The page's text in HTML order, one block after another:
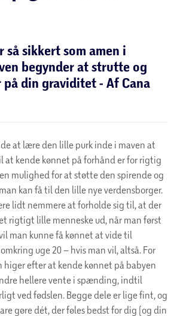
så sikkert som amen i
begynder at strutte og
din graviditet - Af Cana
at lære den lille purk inde i maven at
at kende kønnet på forhånd er for rigtig
mulighed for at støtte den spirende og
kan få til den lille nye verdensborger.
lidt nemmere at forholde sig til, at der
rigtigt lille menneske ud, når man først
man kunne få kønnet at vide til
uge 20 – hvis man vil, altså. For
higer efter at kende kønnet på babyen
hellere vente i spænding, indtil
ved fødslen. Begge dele er lige fint, og
gøre dét, der føles bedst for dig (og din